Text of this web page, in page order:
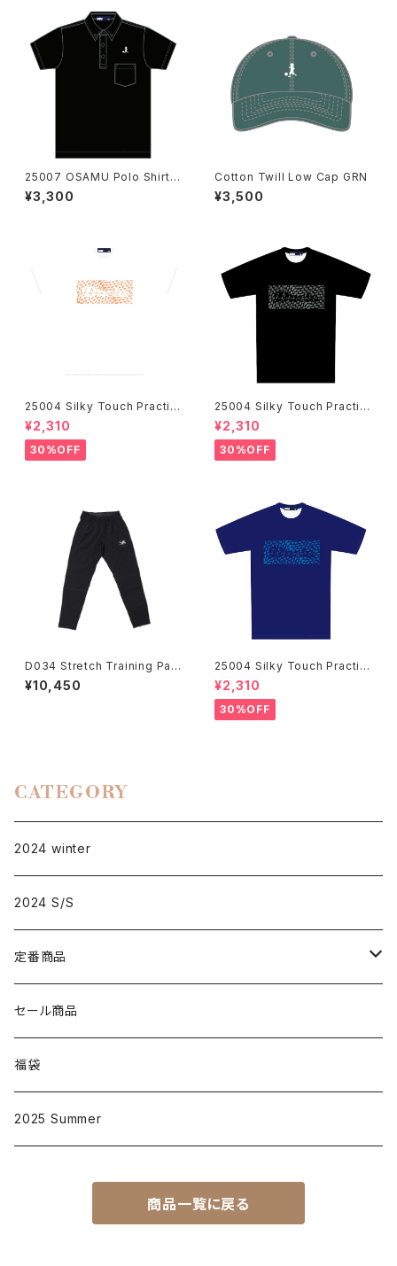
25007 OSAMU Polo Shirts
BLK
¥3,300
Cotton Twill Low Cap GRN
¥3,500
25004 Silky Touch Practic
e Shirts WHT
¥2,310
30%OFF
25004 Silky Touch Practic
e Shirts BLK
¥2,310
30%OFF
D034 Stretch Training Pant
s/BLK
¥10,450
25004 Silky Touch Practic
e Shirts NVY
¥2,310
30%OFF
CATEGORY
2024 winter
2024 S/S
定番商品
D001
大人
子供
D002
大人
D003
セール商品
福袋
2025 Summer
商品一覧に戻る